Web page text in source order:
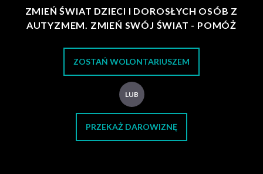
ZMIEŃ ŚWIAT DZIECI I DOROSŁYCH OSÓB Z
AUTYZMEM. ZMIEŃ SWÓJ ŚWIAT - POMÓŻ
ZOSTAŃ WOLONTARIUSZEM
LUB
PRZEKAŻ DAROWIZNĘ